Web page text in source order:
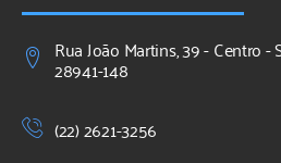
Rua João Martins, 39 - Centro -
28941-148
(22) 2621-3256